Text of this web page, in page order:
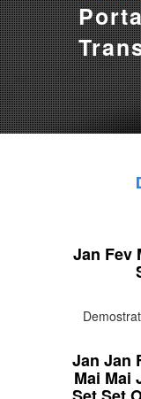
Jan Fev
Jan Jan
Mai Mai